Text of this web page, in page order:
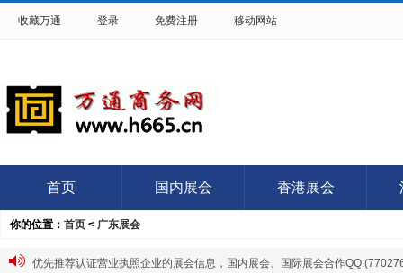
收藏万通 登录 免费注册 移动网站
首页 国内展会 香港展会
你的位置： 首页 < 广东展会
优先推荐认证营业执照企业的展会信息，国内展会、国际展会合作